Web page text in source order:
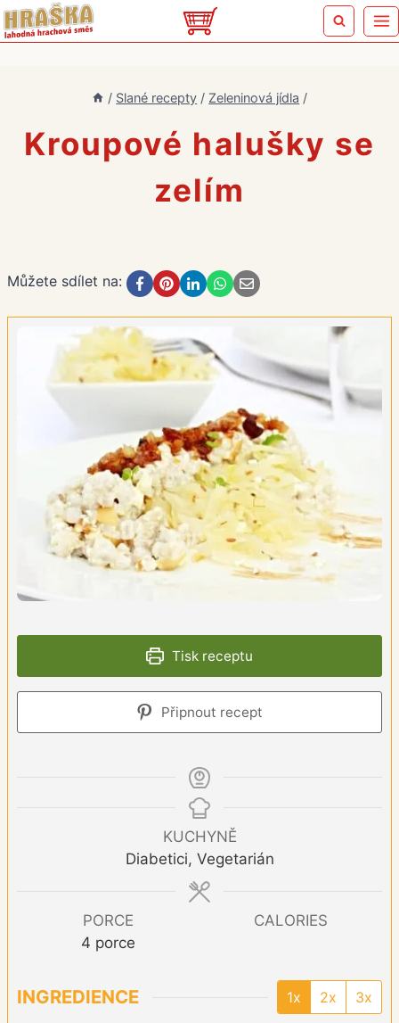
Přeskočit
na
/ Slané recepty / Zeleninová jídla /
Kroupové halušky se
zelím
Můžete sdílet na:
Tisk receptu
Připnout recept
KUCHYNĚ
Diabetici, Vegetarián
PORCE
4 porce
CALORIES
INGREDIENCE 1x 2x 3x